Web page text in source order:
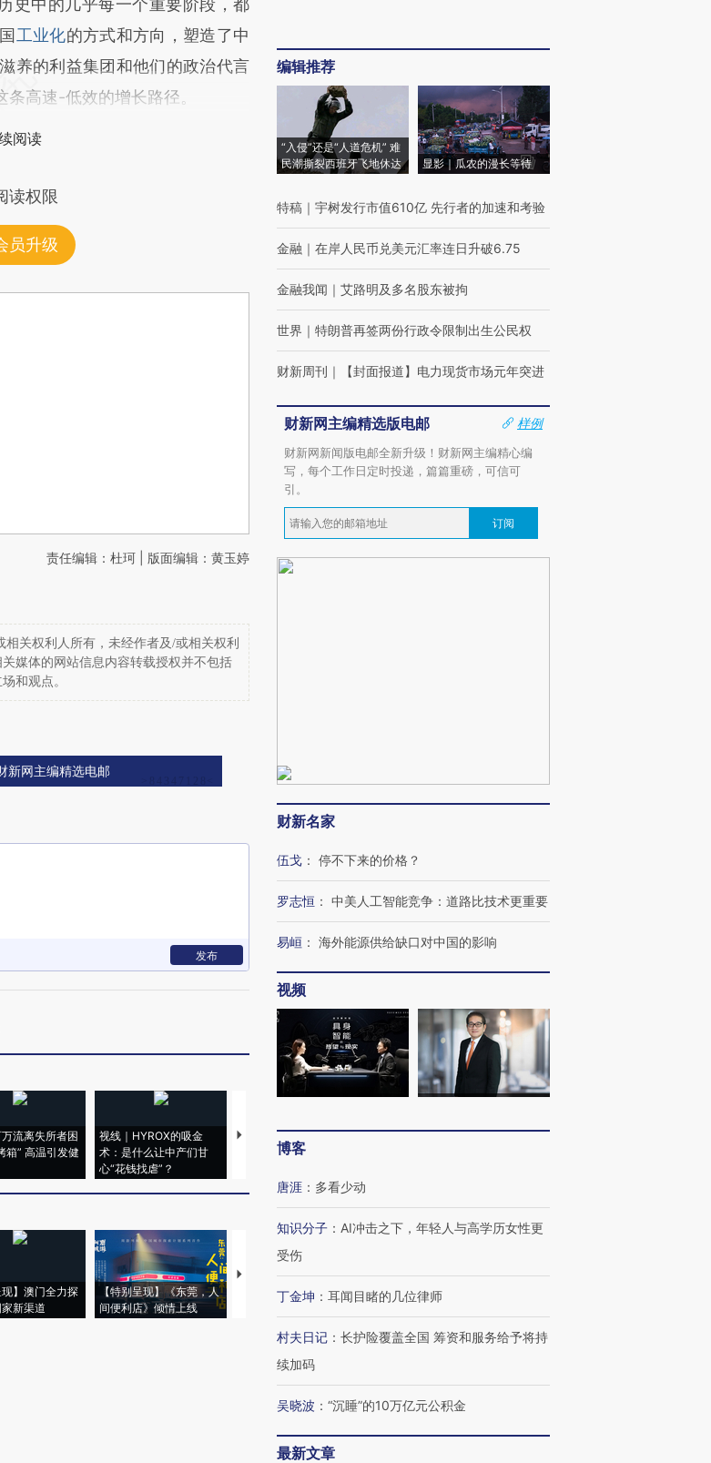
史中的几乎每一个重要阶段，都
工业化的方式和方向，塑造了中
养的利益集团和他们的政治代言
高速-低效的增长路径。
阅读
读权限
员升级
责任编辑：杜珂 | 版面编辑：黄玉婷
关权利人所有，未经作者及/或相关权利
媒体的网站信息内容转载授权并不包括
和观点。
新网主编精选电邮
发布
流离失所者困
箱” 高温引发健
视线｜HYROX的吸金
术：是什么让中产们甘
心“花钱找虐”？
马航飞行员跨国走私7万
粒摇头丸 尿检体内含3种
视线｜被称为“蟑螂”的印
视线｜“入侵”还是“人道危
现】澳门全力探
新渠道
【特别呈现】《东莞，人
间便利店》倾情上线
【推广】走进第四届链博
会，让数智科技“链”接产
【特别呈现】寻找100种
【商旅对话】华住集团
编辑推荐
“入侵”还是“人道危机” 难
民潮撕裂西班牙飞地休达
显影｜瓜农的漫长等待
特稿 ｜ 宇树发行市值610亿 先行者的加速和考验
金融 ｜ 在岸人民币兑美元汇率连日升破6.75
金融我闻 ｜ 艾路明及多名股东被拘
世界 ｜ 特朗普再签两份行政令限制出生公民权
财新周刊 ｜ 【封面报道】电力现货市场元年突进
财新网主编精选版电邮
样例
财新网新闻版电邮全新升级！财新网主编精心编
写，每个工作日定时投递，篇篇重磅，可信可
引。
订阅
财新名家
伍戈 ： 停不下来的价格？
罗志恒 ： 中美人工智能竞争：道路比技术更重要
易峘 ： 海外能源供给缺口对中国的影响
视频
博客
唐涯 ： 多看少动
知识分子 ： AI冲击之下，年轻人与高学历女性更
受伤
丁金坤 ： 耳闻目睹的几位律师
村夫日记 ： 长护险覆盖全国 筹资和服务给予将持
续加码
吴晓波 ： “沉睡”的10万亿元公积金
最新文章